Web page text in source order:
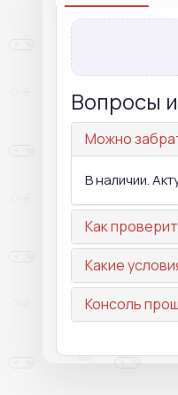
Вопросы
Можно
В наличии.
Как
Какие
Консоль